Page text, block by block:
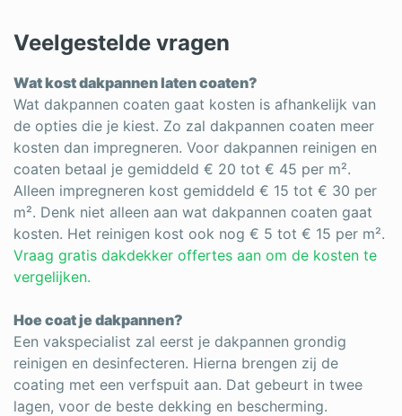
Veelgestelde vragen
Wat kost dakpannen laten coaten?
Wat dakpannen coaten gaat kosten is afhankelijk van
de opties die je kiest. Zo zal dakpannen coaten meer
kosten dan impregneren. Voor dakpannen reinigen en
coaten betaal je gemiddeld € 20 tot € 45 per m².
Alleen impregneren kost gemiddeld € 15 tot € 30 per
m². Denk niet alleen aan wat dakpannen coaten gaat
kosten. Het reinigen kost ook nog € 5 tot € 15 per m².
Vraag gratis dakdekker offertes aan om de kosten te
vergelijken.
Hoe coat je dakpannen?
Een vakspecialist zal eerst je dakpannen grondig
reinigen en desinfecteren. Hierna brengen zij de
coating met een verfspuit aan. Dat gebeurt in twee
lagen, voor de beste dekking en bescherming.